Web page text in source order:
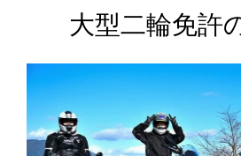
大型二輪免許